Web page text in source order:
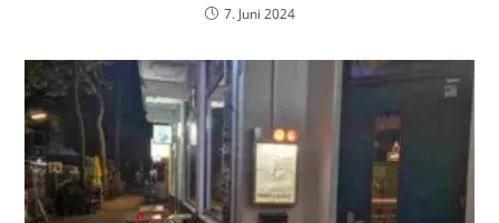
7. Juni 2024